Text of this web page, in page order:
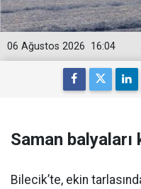
16:04
06 Ağustos 2026
Saman balyaları
Bilecik’te, ekin